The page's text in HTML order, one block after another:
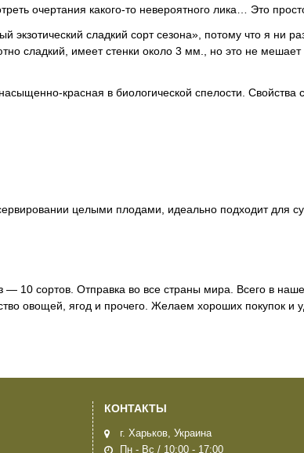
очертания какого-то невероятного лика… Это
сладкий сорт сезона», потому что я ни
сладкий, имеет стенки около 3 мм., но это не
красная в биологической спелости. Свойства
целыми плодами, идеально подходит для
— 10 сортов. Отправка во все страны мира. Всего в
овощей, ягод и прочего. Желаем хороших покупок и
КОНТАКТЫ
г. Харьков, Украина
Пн - Вс / 10:00 - 17:00